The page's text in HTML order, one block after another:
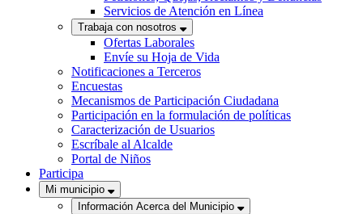
Servicios de Atención en Línea
Trabaja con nosotros
Ofertas Laborales
Envíe su Hoja de Vida
Notificaciones a Terceros
Encuestas
Mecanismos de Participación Ciudadana
Participación en la formulación de políticas
Caracterización de Usuarios
Escríbale al Alcalde
Portal de Niños
Participa
Mi municipio
Información Acerca del Municipio